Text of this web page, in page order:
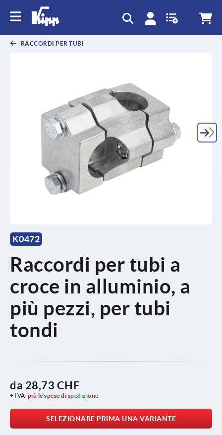
RACCORDI PER TUBI
K0472
Raccordi per tubi a
croce in alluminio, a
più pezzi, per tubi
tondi
da 28,73 CHF
+ IVA più le spese di spedizione
SELEZIONARE PRIMA UNA VARIANTE